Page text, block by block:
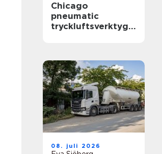
Chicago
pneumatic
tryckluftsverktyg
08. juli 2026